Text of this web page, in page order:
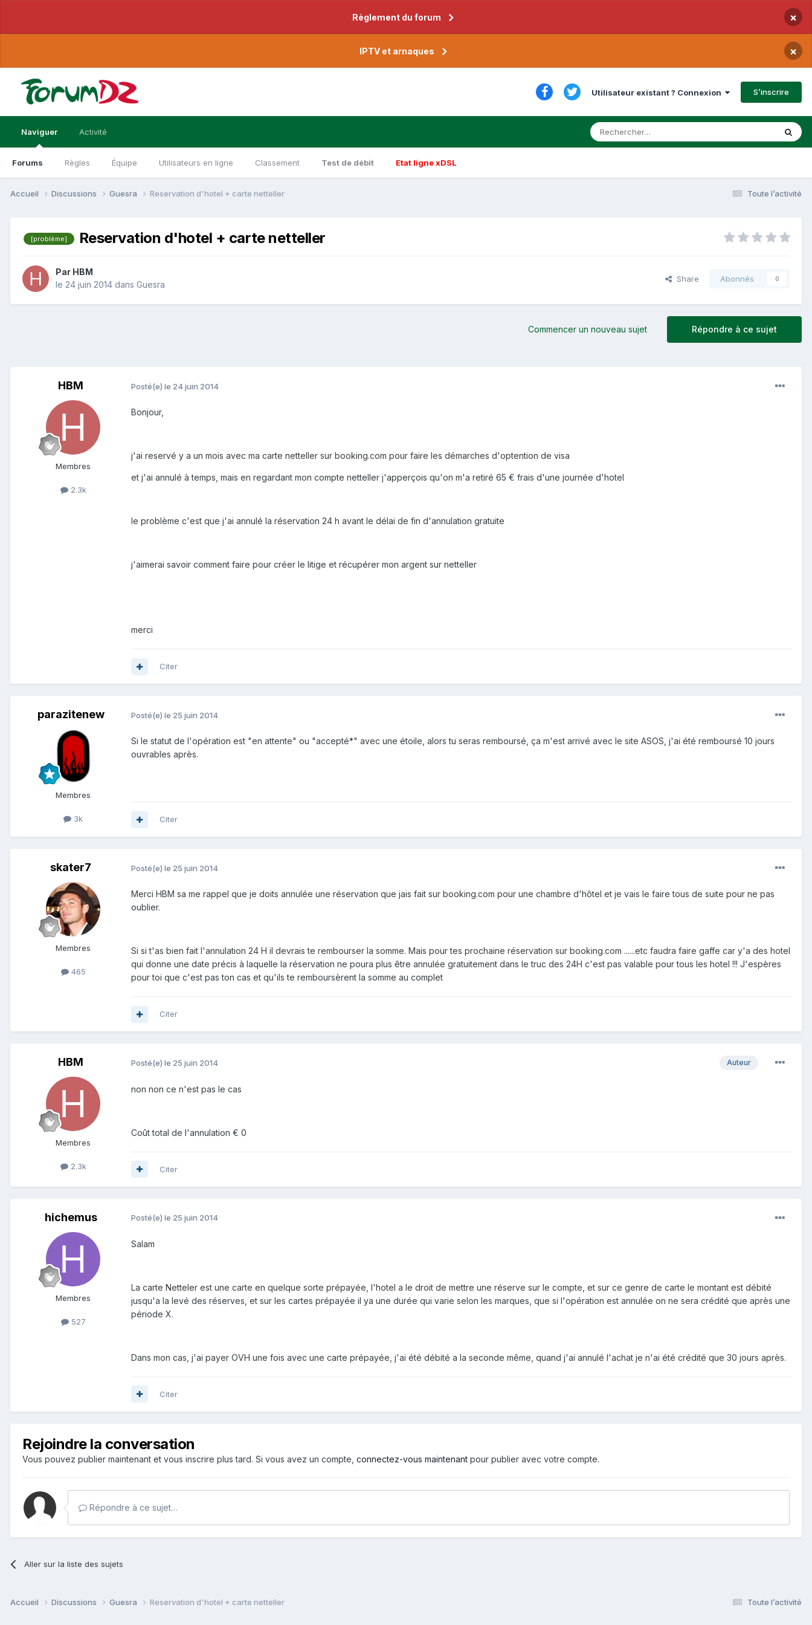
Règlement du forum ×
IPTV et arnaques ×
Utilisateur existant ? Connexion S’inscrire
Naviguer
Forums Règles Équipe Utilisateurs en ligne Classement Test de débit Etat ligne xDSL
Activité
Toute l’activité
Accueil Discussions Guesra Reservation d'hotel + carte netteller
[problème] Reservation d'hotel + carte netteller
Par HBM
le 24 juin 2014 dans Guesra
Share Abonnés 0
Répondre à ce sujet
Commencer un nouveau sujet
HBM
Membres
2.3k
Posté(e) le 24 juin 2014
Bonjour,
j'ai reservé y a un mois avec ma carte netteller sur booking.com pour faire les démarches d'optention de visa
et j'ai annulé à temps, mais en regardant mon compte netteller j'apperçois qu'on m'a retiré 65 € frais d'une journée d'hotel
le problème c'est que j'ai annulé la réservation 24 h avant le délai de fin d'annulation gratuite
j'aimerai savoir comment faire pour créer le litige et récupérer mon argent sur netteller
merci
Citer
parazitenew
Membres
3k
Posté(e) le 25 juin 2014
Si le statut de l'opération est "en attente" ou "accepté*" avec une étoile, alors tu seras remboursé, ça m'est arrivé avec le site ASOS, j'ai été remboursé 10 jours
ouvrables après.
Citer
skater7
Membres
465
Posté(e) le 25 juin 2014
Merci HBM sa me rappel que je doits annulée une réservation que jais fait sur booking.com pour une chambre d'hôtel et je vais le faire tous de suite pour ne pas
oublier.
Si si t'as bien fait l'annulation 24 H il devrais te rembourser la somme. Mais pour tes prochaine réservation sur booking.com ......etc faudra faire gaffe car y'a des hotel
qui donne une date précis à laquelle la réservation ne poura plus être annulée gratuitement dans le truc des 24H c'est pas valable pour tous les hotel !!! J'espères
pour toi que c'est pas ton cas et qu'ils te remboursèrent la somme au complet
Citer
HBM
Membres
2.3k
Auteur
Posté(e) le 25 juin 2014
non non ce n'est pas le cas
Coût total de l'annulation € 0
Citer
hichemus
Membres
527
Posté(e) le 25 juin 2014
Salam
La carte Netteler est une carte en quelque sorte prépayée, l'hotel a le droit de mettre une réserve sur le compte, et sur ce genre de carte le montant est débité
jusqu'a la levé des réserves, et sur les cartes prépayée il ya une durée qui varie selon les marques, que si l'opération est annulée on ne sera crédité que après une
période X.
Dans mon cas, j'ai payer OVH une fois avec une carte prépayée, j'ai été débité a la seconde même, quand j'ai annulé l'achat je n'ai été crédité que 30 jours après.
Citer
Rejoindre la conversation
Vous pouvez publier maintenant et vous inscrire plus tard. Si vous avez un compte, connectez-vous maintenant pour publier avec votre compte.
Répondre à ce sujet…
Aller sur la liste des sujets
Toute l’activité
Accueil Discussions Guesra Reservation d'hotel + carte netteller